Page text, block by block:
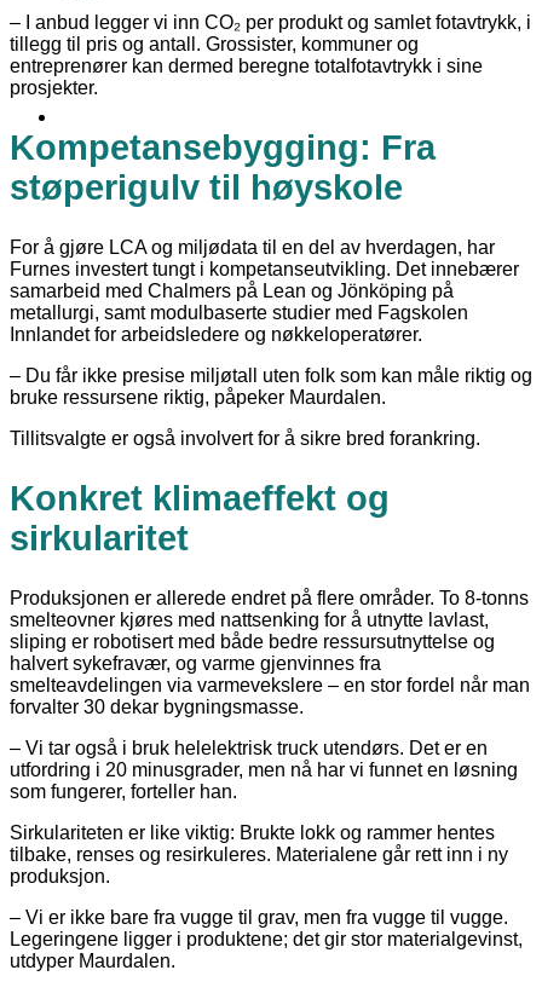
– I anbud legger vi inn CO₂ per produkt og samlet fotavtrykk, i
tillegg til pris og antall. Grossister, kommuner og
entreprenører kan dermed beregne totalfotavtrykk i sine
prosjekter.
Kompetansebygging: Fra
støperigulv til høyskole
For å gjøre LCA og miljødata til en del av hverdagen, har
Furnes investert tungt i kompetanseutvikling. Det innebærer
samarbeid med Chalmers på Lean og Jönköping på
metallurgi, samt modulbaserte studier med Fagskolen
Innlandet for arbeidsledere og nøkkeloperatører.
– Du får ikke presise miljøtall uten folk som kan måle riktig og
bruke ressursene riktig, påpeker Maurdalen.
Tillitsvalgte er også involvert for å sikre bred forankring.
Konkret klimaeffekt og
sirkularitet
Produksjonen er allerede endret på flere områder. To 8-tonns
smelteovner kjøres med nattsenking for å utnytte lavlast,
sliping er robotisert med både bedre ressursutnyttelse og
halvert sykefravær, og varme gjenvinnes fra
smelteavdelingen via varmevekslere – en stor fordel når man
forvalter 30 dekar bygningsmasse.
– Vi tar også i bruk helelektrisk truck utendørs. Det er en
utfordring i 20 minusgrader, men nå har vi funnet en løsning
som fungerer, forteller han.
Sirkulariteten er like viktig: Brukte lokk og rammer hentes
tilbake, renses og resirkuleres. Materialene går rett inn i ny
produksjon.
– Vi er ikke bare fra vugge til grav, men fra vugge til vugge.
Legeringene ligger i produktene; det gir stor materialgevinst,
utdyper Maurdalen.